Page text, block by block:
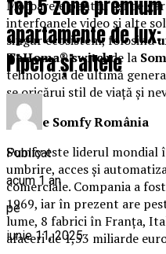
Motoarele pentru uși de
interfoanele video și alte
singur ecosistem, folosind
TaHoma®switchde la
tehnologia de ultimă
se oricărui stil de viață și
Despre Somfy România
Somfy este liderul mondial
umbrire, acces și
comerciale. Compania a
1969, iar în prezent are
lume, 8 fabrici în Franța,
afaceri de 1,53 miliarde
Top 5 zone
apartamente de
Pipera și altele
Publicat
acum 1 an
pe
iunie 11, 2025